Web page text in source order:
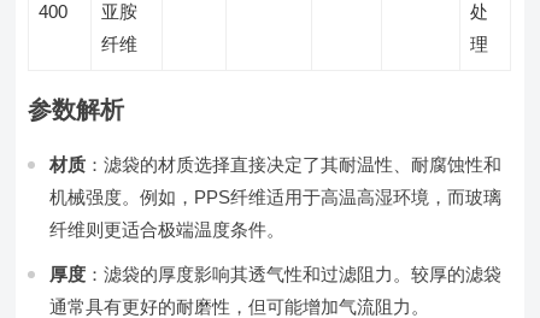
400
亚胺
纤维
处
理
参数解析
材质 ：滤袋的材质选择直接决定了其耐温性、耐腐蚀性和
机械强度。例如，PPS纤维适用于高温高湿环境，而玻璃
纤维则更适合极端温度条件。
厚度 ：滤袋的厚度影响其透气性和过滤阻力。较厚的滤袋
通常具有更好的耐磨性，但可能增加气流阻力。